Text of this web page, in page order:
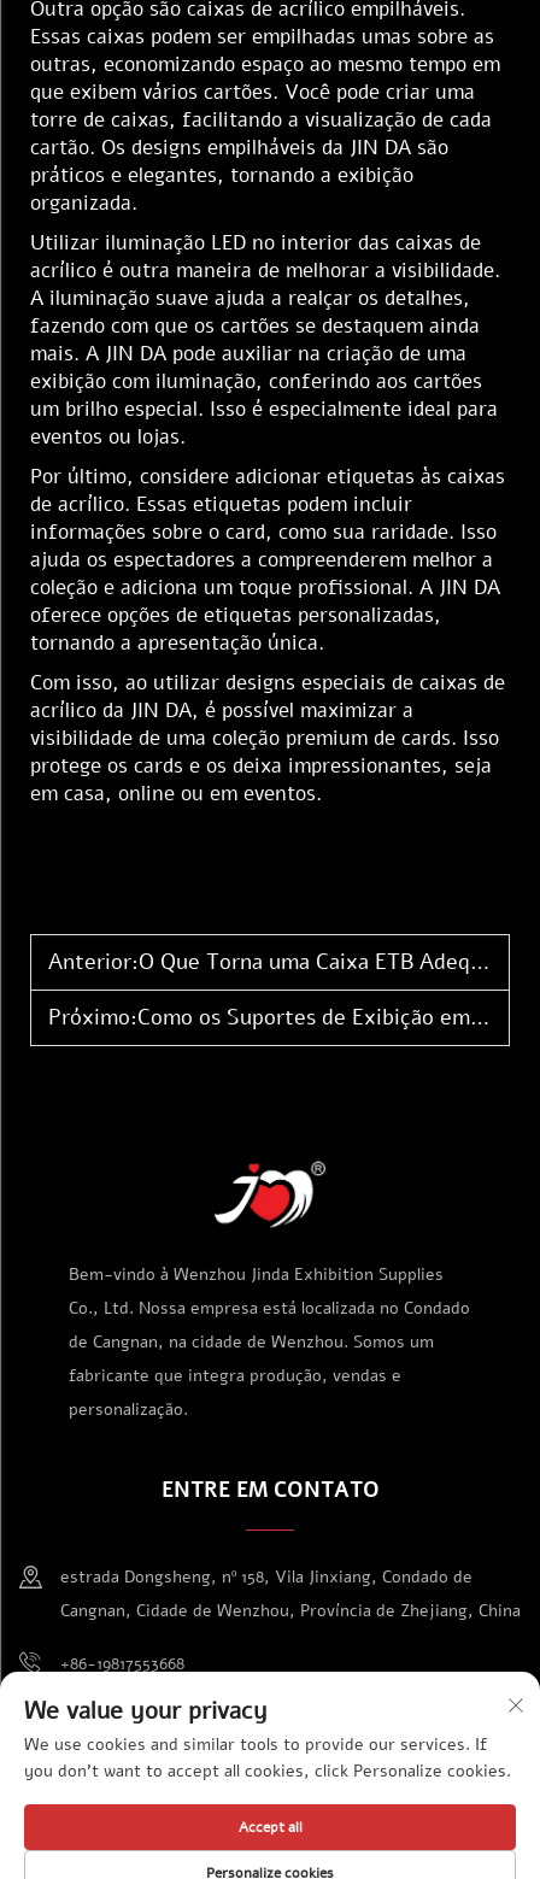
Outra opção são caixas de acrílico empilháveis.
Essas caixas podem ser empilhadas umas sobre as
outras, economizando espaço ao mesmo tempo em
que exibem vários cartões. Você pode criar uma
torre de caixas, facilitando a visualização de cada
cartão. Os designs empilháveis da JIN DA são
práticos e elegantes, tornando a exibição
organizada.
Utilizar iluminação LED no interior das caixas de
acrílico é outra maneira de melhorar a visibilidade.
A iluminação suave ajuda a realçar os detalhes,
fazendo com que os cartões se destaquem ainda
mais. A JIN DA pode auxiliar na criação de uma
exibição com iluminação, conferindo aos cartões
um brilho especial. Isso é especialmente ideal para
eventos ou lojas.
Por último, considere adicionar etiquetas às caixas
de acrílico. Essas etiquetas podem incluir
informações sobre o card, como sua raridade. Isso
ajuda os espectadores a compreenderem melhor a
coleção e adiciona um toque profissional. A JIN DA
oferece opções de etiquetas personalizadas,
tornando a apresentação única.
Com isso, ao utilizar designs especiais de caixas de
acrílico da JIN DA, é possível maximizar a
visibilidade de uma coleção premium de cards. Isso
protege os cards e os deixa impressionantes, seja
em casa, online ou em eventos.
Anterior:O Que Torna uma Caixa ETB Adequada para a Embalagem Moderna de Jogos de Cartas Colecionáveis
Próximo:Como os Suportes de Exibição em Acrílico Apoiam as Promoções de Jogos de Cartas Colecionáveis
Bem-vindo à Wenzhou Jinda Exhibition Supplies
Co., Ltd. Nossa empresa está localizada no Condado
de Cangnan, na cidade de Wenzhou. Somos um
fabricante que integra produção, vendas e
personalização.
ENTRE EM CONTATO
estrada Dongsheng, nº 158, Vila Jinxiang, Condado de
Cangnan, Cidade de Wenzhou, Província de Zhejiang, China
+86-19817553668
[email protected]
Direitos autorais © Wenzhou Jinda Exhibition Supplies Co., Ltd.
Todos os direitos reservados Política de Privacidade
We value your privacy
We use cookies and similar tools to provide our services. If
you don't want to accept all cookies, click Personalize cookies.
Personalize cookies
Accept all